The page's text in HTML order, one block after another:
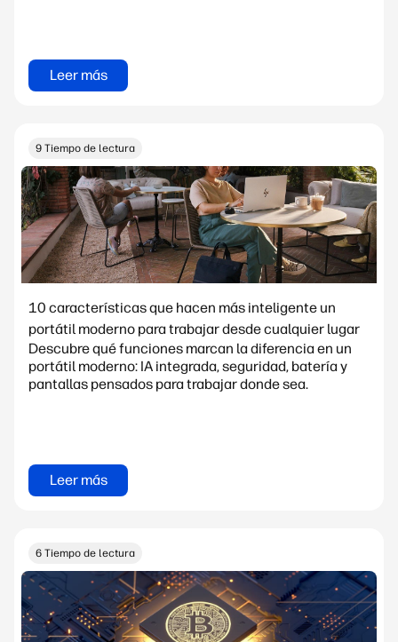
Leer más
9 Tiempo de lectura
10 características que hacen más inteligente un
portátil moderno para trabajar desde cualquier lugar
Descubre qué funciones marcan la diferencia en un
portátil moderno: IA integrada, seguridad, batería y
pantallas pensados para trabajar donde sea.
Leer más
6 Tiempo de lectura